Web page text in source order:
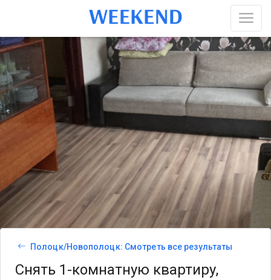
Полоцк/Новополоцк: Смотреть все результаты
Снять 1-комнатную квартиру,